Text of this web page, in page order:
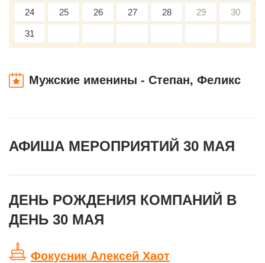
24 25 26 27 28 29 30
31
Мужские именины - Степан, Феликс
АФИША МЕРОПРИЯТИЙ 30 МАЯ
ДЕНЬ РОЖДЕНИЯ КОМПАНИЙ В
ДЕНЬ 30 МАЯ
Фокусник Алексей Хаот